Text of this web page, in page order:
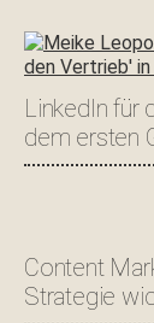
LinkedIn für
dem ersten
Content
Strategie